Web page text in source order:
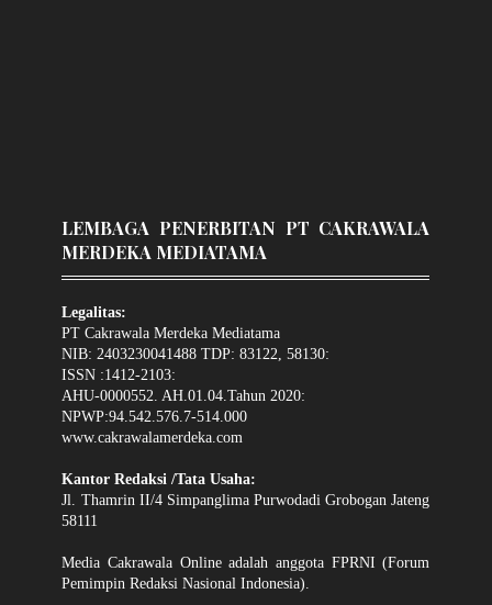
LEMBAGA PENERBITAN PT CAKRAWALA
MERDEKA MEDIATAMA
Legalitas:
PT Cakrawala Merdeka Mediatama
NIB: 2403230041488 TDP: 83122, 58130:
ISSN :1412-2103:
AHU-0000552. AH.01.04.Tahun 2020:
NPWP:94.542.576.7-514.000
www.cakrawalamerdeka.com
Kantor Redaksi /Tata Usaha:
Jl. Thamrin II/4 Simpanglima Purwodadi Grobogan Jateng
58111
Media Cakrawala Online adalah anggota FPRNI (Forum
Pemimpin Redaksi Nasional Indonesia).